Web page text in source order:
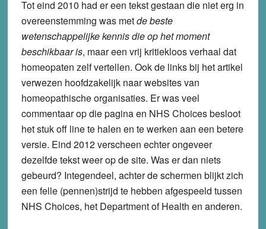
Tot eind 2010 had er een tekst gestaan die niet erg in
overeenstemming was metde beste
wetenschappelijke kennis die op het moment
beschikbaar is, maar een vrij kritiekloos verhaal dat
homeopaten zelf vertellen. Ook de links bij het artikel
verwezen hoofdzakelijk naar websites van
homeopathische organisaties. Er was veel
commentaar op die pagina en NHS Choices besloot
het stuk off line te halen en te werken aan een betere
versie. Eind 2012 verscheen echter ongeveer
dezelfde tekst weer op de site. Was er dan niets
gebeurd? Integendeel, achter de schermen blijkt zich
een felle (pennen)strijd te hebben afgespeeld tussen
NHS Choices, het Department of Health en anderen.